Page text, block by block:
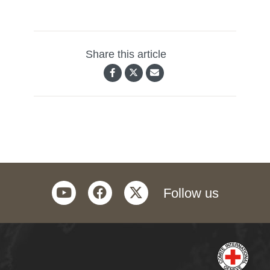
Share this article
Follow us
twitter
facebook
youtube